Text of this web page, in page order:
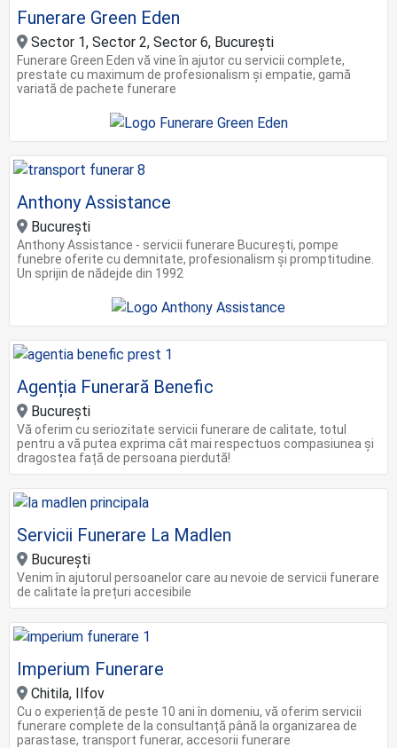
Funerare Green Eden
Sector 1, Sector 2, Sector 6, București
Funerare Green Eden vă vine în ajutor cu servicii complete,
prestate cu maximum de profesionalism și empatie, gamă
variată de pachete funerare
Anthony Assistance
București
Anthony Assistance - servicii funerare București, pompe
funebre oferite cu demnitate, profesionalism și promptitudine.
Un sprijin de nădejde din 1992
Agenția Funerară Benefic
București
Vă oferim cu seriozitate servicii funerare de calitate, totul
pentru a vă putea exprima cât mai respectuos compasiunea și
dragostea față de persoana pierdută!
Servicii Funerare La Madlen
București
Venim în ajutorul persoanelor care au nevoie de servicii funerare
de calitate la prețuri accesibile
Imperium Funerare
Chitila, Ilfov
Cu o experiență de peste 10 ani în domeniu, vă oferim servicii
funerare complete de la consultanță până la organizarea de
parastase, transport funerar, accesorii funerare